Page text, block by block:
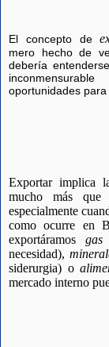
El concepto de
mero hecho de
debería
oportunidades
Exportar implica
mucho más que
especialmente
como ocurre en
exportáramos gas
necesidad),
siderurgia) o
mercado interno